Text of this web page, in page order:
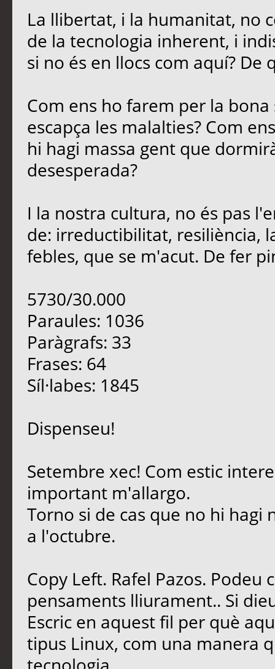
La llibertat, i la humanitat, no
de la tecnologia inherent, i
si no és en llocs com aquí? De
Com ens ho farem per la
escapça les malalties? Com
hi hagi massa gent que
desesperada?
I la nostra cultura, no és pas
de: irreductibilitat, resiliència,
febles, que se m'acut. De fer
5730/30.000
Paraules: 1036
Paràgrafs: 33
Frases: 64
Síl·labes: 1845
Dispenseu!
Setembre xec! Com estic
important m'allargo.
Torno si de cas que no hi
a l'octubre.
Copy Left. Rafel Pazos.
pensaments lliurament.. Si
Escric en aquest fil per què
tipus Linux, com una manera